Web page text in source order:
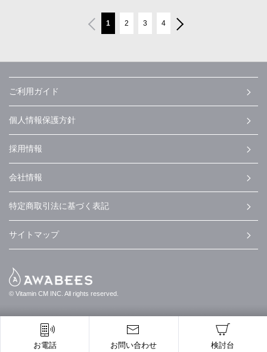
1 2 3 4
ご利用ガイド
個人情報保護方針
採用情報
会社情報
特定商取引法に基づく表記
サイトマップ
© Vitamin CM INC. All rights reserved.
お電話 お問い合わせ 検討台